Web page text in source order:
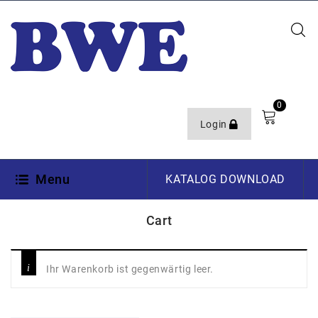
Login
0
Menu KATALOG DOWNLOAD
Cart
Ihr Warenkorb ist gegenwärtig leer.